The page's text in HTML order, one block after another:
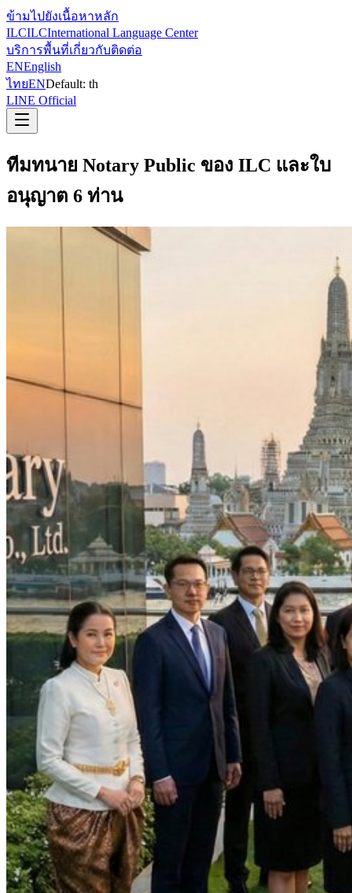
ข้ามไปยังเนื้อหาหลัก
ILCILCInternational Language Center
บริการพื้นที่เกี่ยวกับติดต่อ
ENEnglish
ไทยENDefault: th
LINE Official
ทีมทนาย Notary Public ของ ILC และใบ
อนุญาต 6 ท่าน